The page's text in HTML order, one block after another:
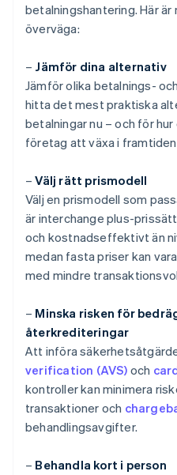
betalningshantering. Här
överväga:
– Jämför dina alternativ
Jämför olika betalnings-
hitta det mest praktiska
betalningar nu – och för
företag att växa i
–Välj rätt prismodell
Välj en prismodell som
är interchange plus-
och kostnadseffektivt än
medan fasta priser kan
med mindre
– Minska risken för
återkrediteringar
Att införa
verification (AVS) och
kontroller kan minimera
transaktioner och
behandlingsavgifter.
– Behandla kort i person